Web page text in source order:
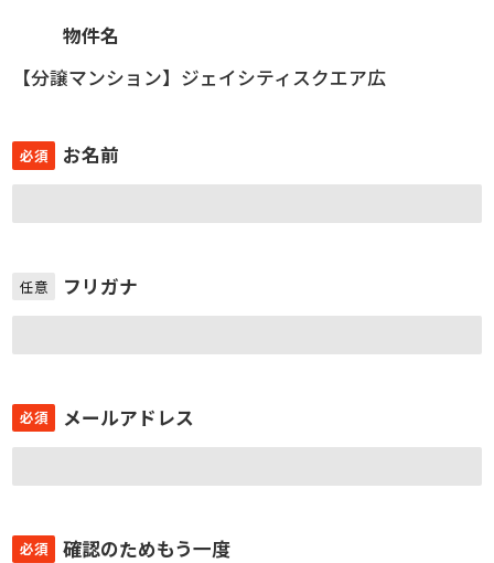
物件名
【分譲マンション】ジェイシティスクエア広
必須 お名前
任意 フリガナ
必須 メールアドレス
必須 確認のためもう一度